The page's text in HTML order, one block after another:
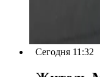
Сегодня 11:32